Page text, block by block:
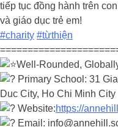
tiếp tục đồng hành trên
và giáo dục trẻ em!
#charity #từthiện
Well-Rounded,
Primary School: 31
Duc City, Ho Chi Minh City
Website:https://
Email: